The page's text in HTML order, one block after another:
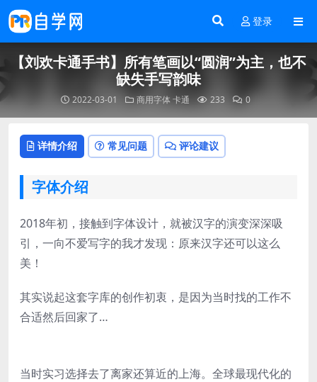
登录
【刘欢卡通手书】所有笔画以“圆润”为主，也不
缺失手写韵味
2022-03-01 商用字体卡通 233 0
详情介绍 常见问题 评论建议
字体介绍
2018年初，接触到字体设计，就被汉字的演变深深吸
引，一向不爱写字的我才发现：原来汉字还可以这么
美！
其实说起这套字库的创作初衷，是因为当时找的工作不
合适然后回家了…
当时实习选择去了离家还算近的上海。全球最现代化的